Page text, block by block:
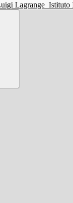
Lagrange Istituto